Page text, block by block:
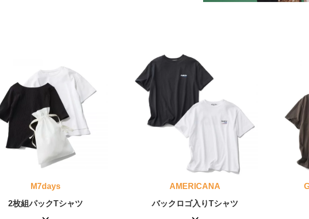
M7days
2枚組パックTシャツ
AMERICANA
バックロゴ入りTシャツ